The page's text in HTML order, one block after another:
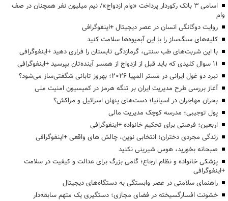
اسامی ۳ بانک رکوردار پرداخت «وام ازدواج»/ نیم میلیون نفر همچنان در صف
وام
روایت دوگانگی انسان در عصر دیجیتال +اینفوگرافی
کلیه‌های سنگ‌ساز را با این آبمیوه‌ها سلامت کنید
با این شربت‌های طب سنتی، گرمازدگی تابستان را فراری دهید +اینفوگرافی
۱۱ سوال کلیدی که باید قبل از ازدواج از همسر آینده‌تان بپرسید +اینفوگرافی
نبرد دو غول ایرانی در مستر المپیا ۲۰۲۶؛ بهروز تابانی شگفتی‌ساز می‌شود؟
آغاز بررسی طرح مدیریت ایران بر تنگه هرمز در کمیسیون امنیت ملی
بحران مهاجران در اسپانیا؛ دست‌های پنهان اسرائیل و مراکش؟
پول توجیبی؛ مدرسه کوچک مدیریت مالی
اربعین؛ فرصتی برای تحکیم خانواده +اینفوگرافی
زندگی مجردی دختران؛ انتخابی نوین، چالش های واقعی +اینفوگرافی
صبحانه بخورید، هوس شیرینی نکنید
پزشکی خانواده و نظام ارجاع؛ گامی بزرگ برای عدالت و کیفیت در سلامت
+اینفوگرافی
راهنمای سلامتی در عصر وابستگی به دستگاه‌های دیجیتال
خشونت افسارگسیخته در فضای مجازی؛ دستگیری یک متهم سابقه‌دار